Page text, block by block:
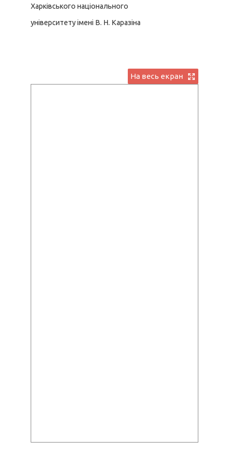
Харківського національного
університету імені В. Н. Каразіна
На весь екран